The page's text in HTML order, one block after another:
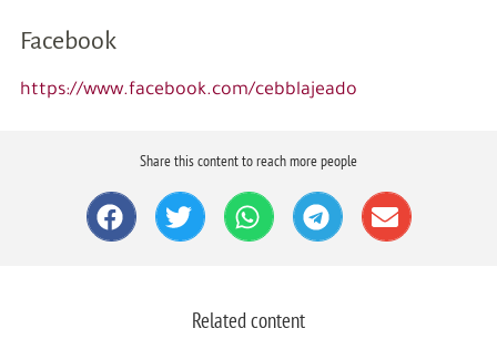
Facebook
https://www.facebook.com/cebblajeado
Share this content to reach more people
Related content